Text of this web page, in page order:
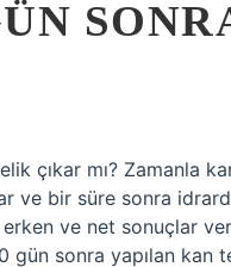
çıkar mı? Zamanla
ve bir süre sonra
ve net sonuçlar
gün sonra yapılan kan